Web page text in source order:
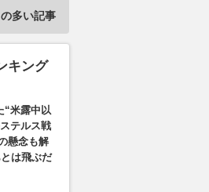
多い記事
キング
“米露中以
テルス戦
懸念も解
は飛ぶだ